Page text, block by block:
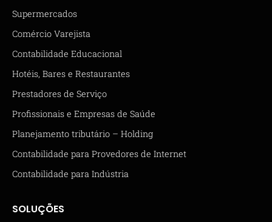
Supermercados
Comércio Varejista
Contabilidade Educacional
Hotéis, Bares e Restaurantes
Prestadores de Serviço
Profissionais e Empresas de Saúde
Planejamento tributário – Holding
Contabilidade para Provedores de Internet
Contabilidade para Indústria
SOLUÇÕES